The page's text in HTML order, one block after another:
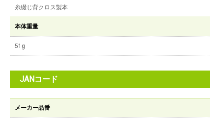
糸綴じ背クロス製本
本体重量
51g
JANコード
メーカー品番